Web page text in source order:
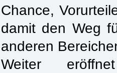
Chance,
damit den Weg
anderen
Weiter